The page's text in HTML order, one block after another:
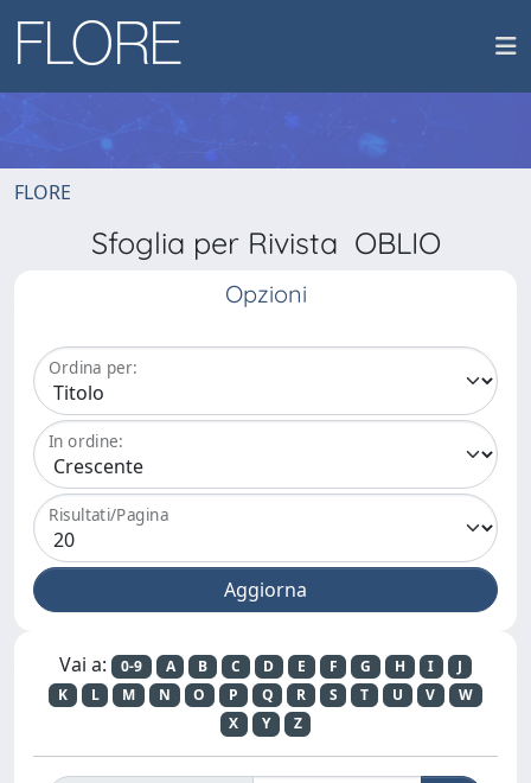
FLORE
Sfoglia per Rivista OBLIO
Opzioni
Ordina per:
In ordine:
Risultati/Pagina
Vai a: 0-9 A B C D E F G H I
J
K
L M N O P Q R S T U V
W
X
Y Z